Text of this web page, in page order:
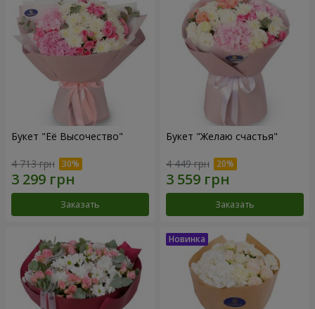
Букет "Её Высочество"
4 713 грн
Заказать
Букет "Желаю счастья"
4 449 грн
Заказать